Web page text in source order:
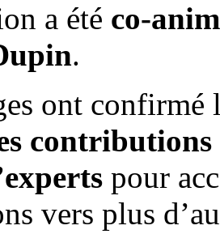
a été co-
.
ont confirmé
contributions
pour
vers plus